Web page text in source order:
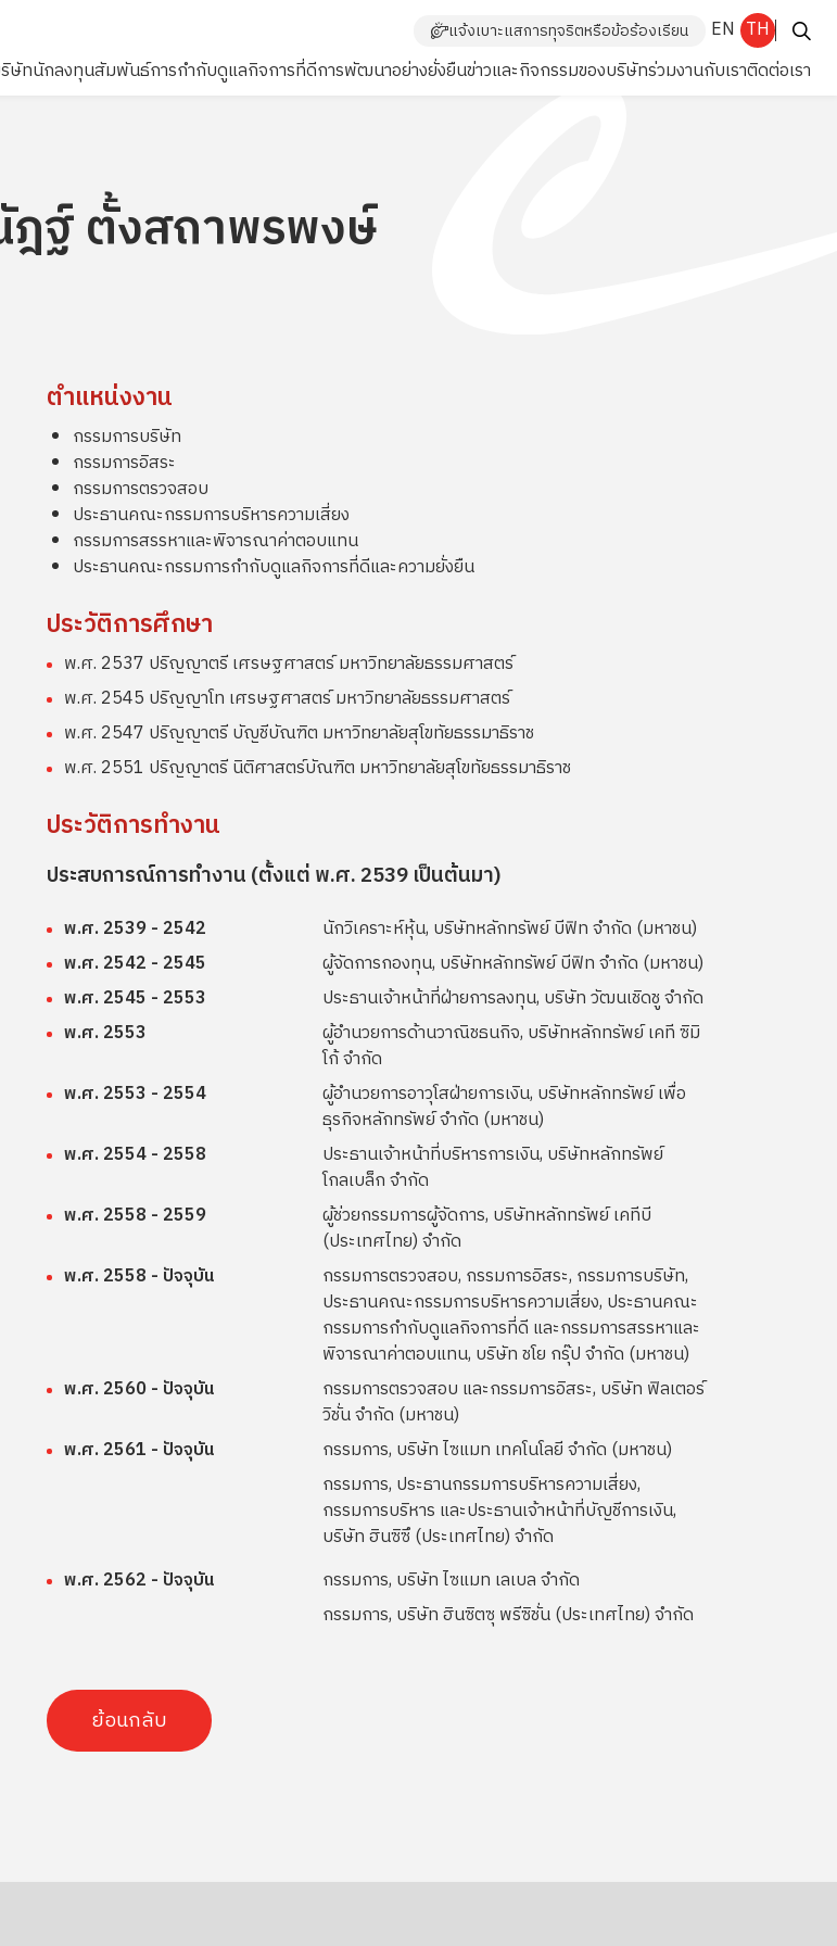
แจ้งเบาะแสการทุจริตหรือข้อร้องเรียน EN TH
Enhanced by
ษัทนักลงทุนสัมพันธ์การกำกับดูแลกิจการที่ดีการพัฒนาอย่างยั่งยืนข่าวและกิจกรรมของบริษัทร่วมงานกับเราติดต่อเรา
ฐ์ ตั้งสถาพรพงษ์
ตำแหน่งงาน
กรรมการบริษัท
กรรมการอิสระ
กรรมการตรวจสอบ
ประธานคณะกรรมการบริหารความเสี่ยง
กรรมการสรรหาและพิจารณาค่าตอบแทน
ประธานคณะกรรมการกำกับดูแลกิจการที่ดีและความยั่งยืน
ประวัติการศึกษา
พ.ศ. 2537 ปริญญาตรี เศรษฐศาสตร์ มหาวิทยาลัยธรรมศาสตร์
พ.ศ. 2545 ปริญญาโท เศรษฐศาสตร์ มหาวิทยาลัยธรรมศาสตร์
พ.ศ. 2547 ปริญญาตรี บัญชีบัณฑิต มหาวิทยาลัยสุโขทัยธรรมาธิราช
พ.ศ. 2551 ปริญญาตรี นิติศาสตร์บัณฑิต มหาวิทยาลัยสุโขทัยธรรมาธิราช
ประวัติการทำงาน
ประสบการณ์การทำงาน (ตั้งแต่ พ.ศ. 2539 เป็นต้นมา)
พ.ศ. 2539 - 2542
นักวิเคราะห์หุ้น, บริษัทหลักทรัพย์ บีฟิท จำกัด (มหาชน)
พ.ศ. 2542 - 2545
ผู้จัดการกองทุน, บริษัทหลักทรัพย์ บีฟิท จำกัด (มหาชน)
พ.ศ. 2545 - 2553
ประธานเจ้าหน้าที่ฝ่ายการลงทุน, บริษัท วัฒนเชิดชู จำกัด
พ.ศ. 2553
ผู้อำนวยการด้านวาณิชธนกิจ, บริษัทหลักทรัพย์ เคที ซิมิ
โก้ จำกัด
พ.ศ. 2553 - 2554
ผู้อำนวยการอาวุโสฝ่ายการเงิน, บริษัทหลักทรัพย์ เพื่อ
ธุรกิจหลักทรัพย์ จำกัด (มหาชน)
พ.ศ. 2554 - 2558
ประธานเจ้าหน้าที่บริหารการเงิน, บริษัทหลักทรัพย์
โกลเบล็ก จำกัด
พ.ศ. 2558 - 2559
ผู้ช่วยกรรมการผู้จัดการ, บริษัทหลักทรัพย์ เคทีบี
(ประเทศไทย) จำกัด
พ.ศ. 2558 - ปัจจุบัน
กรรมการตรวจสอบ, กรรมการอิสระ, กรรมการบริษัท,
ประธานคณะกรรมการบริหารความเสี่ยง, ประธานคณะ
กรรมการกำกับดูแลกิจการที่ดี และกรรมการสรรหาและ
พิจารณาค่าตอบแทน, บริษัท ชโย กรุ๊ป จำกัด (มหาชน)
พ.ศ. 2560 - ปัจจุบัน
กรรมการตรวจสอบ และกรรมการอิสระ, บริษัท ฟิลเตอร์
วิชั่น จำกัด (มหาชน)
พ.ศ. 2561 - ปัจจุบัน
กรรมการ, บริษัท ไซแมท เทคโนโลยี จำกัด (มหาชน)
กรรมการ, ประธานกรรมการบริหารความเสี่ยง,
กรรมการบริหาร และประธานเจ้าหน้าที่บัญชีการเงิน,
บริษัท ฮินซิซึ (ประเทศไทย) จำกัด
พ.ศ. 2562 - ปัจจุบัน
กรรมการ, บริษัท ไซแมท เลเบล จำกัด
กรรมการ, บริษัท ฮินซิตซุ พรีซิชั่น (ประเทศไทย) จำกัด
ย้อนกลับ